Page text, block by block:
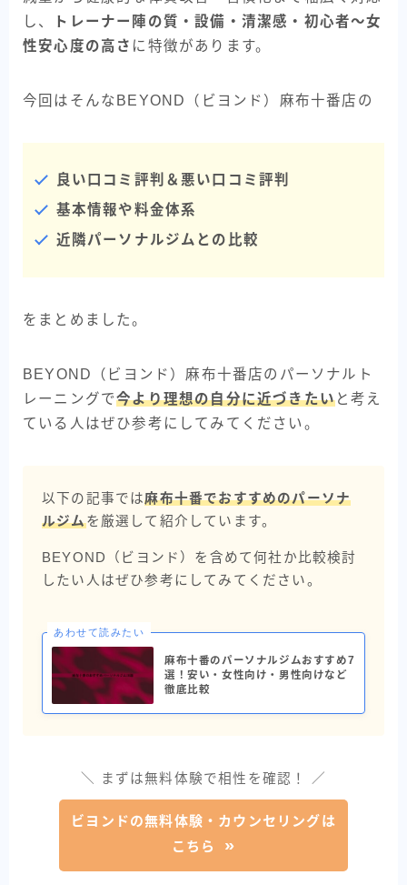
し、
トレーナー陣の質・設備・清潔感・初心者〜女
性安心度の高さ に特徴があります。​
今回はそんなBEYOND（ビヨンド）麻布十番店の
良い口コミ評判＆悪い口コミ評判
基本情報や料金体系
近隣パーソナルジムとの比較
をまとめました。
BEYOND（ビヨンド）麻布十番店のパーソナルト
レーニングで今より理想の自分に近づきたいと考え
ている人はぜひ参考にしてみてください。
以下の記事では麻布十番でおすすめのパーソナ
ルジムを厳選して紹介しています。
BEYOND（ビヨンド）を含めて何社か比較検討
したい人はぜひ参考にしてみてください。
あわせて読みたい
麻布十番のパーソナルジムおすすめ7
選！安い・女性向け・男性向けなど
徹底比較
＼ まずは無料体験で相性を確認！ ／
ビヨンドの無料体験・カウンセリングは
こちら